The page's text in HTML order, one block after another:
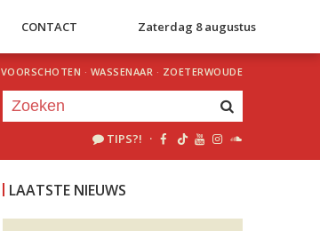
CONTACT Zaterdag 8 augustus
VOORSCHOTEN · WASSENAAR · ZOETERWOUDE
TIPS?! ·
LAATSTE NIEUWS